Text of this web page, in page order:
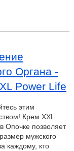
Органа -
Power Life
этим
Крем XXL
Опочке позволяет
мужского
каждому, кто